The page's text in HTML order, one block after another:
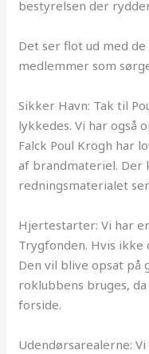
bestyrelsen der
Det ser flot ud med
medlemmer som
Sikker Havn: Tak til
lykkedes. Vi har også
Falck Poul Krogh har
af brandmateriel. Der
redningsmaterialet
Hjertestarter: Vi har
Trygfonden. Hvis ikke
Den vil blive opsat på
roklubbens bruges,
forside.
Udendørsarealerne: